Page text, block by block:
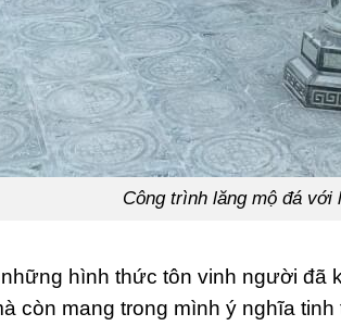
Công trình lăng mộ đá với
những hình thức tôn vinh người đã
còn mang trong mình ý nghĩa